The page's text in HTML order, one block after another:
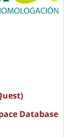
Database